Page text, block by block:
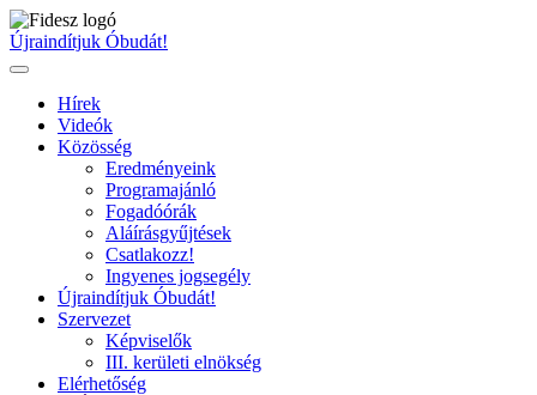
Ugrás
a
tartalomhoz
Újraindítjuk Óbudát!
Hírek
Videók
Közösség
Eredményeink
Programajánló
Fogadóórák
Aláírásgyűjtések
Csatlakozz!
Ingyenes jogsegély
Újraindítjuk Óbudát!
Szervezet
Képviselők
III. kerületi elnökség
Elérhetőség